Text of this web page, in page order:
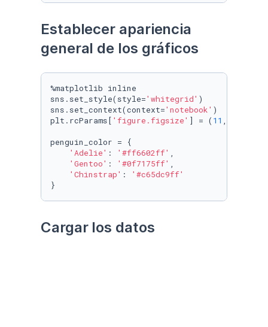
Establecer apariencia
general de los gráficos
%matplotlib inline
sns.set_style(style='whitegrid' )
sns.set_context(context='notebook' )
plt.rcParams[ 'figure.figsize' ] = ( 11 ,
penguin_color = {
'Adelie' : '#ff6602ff' ,
'Gentoo' : '#0f7175ff' ,
'Chinstrap' :
'#c65dc9ff'
}
Cargar los datos